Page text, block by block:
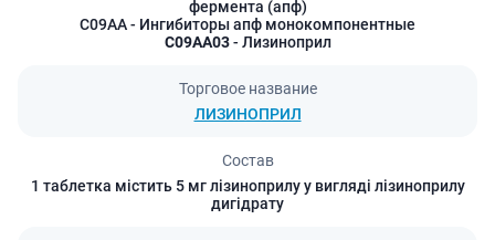
фермента (апф)
C09AA- Ингибиторы апф монокомпонентные
C09AA03- Лизиноприл
Торговое название
ЛИЗИНОПРИЛ
Состав
1 таблетка містить 5 мг лізиноприлу у вигляді лізиноприлу
дигідрату